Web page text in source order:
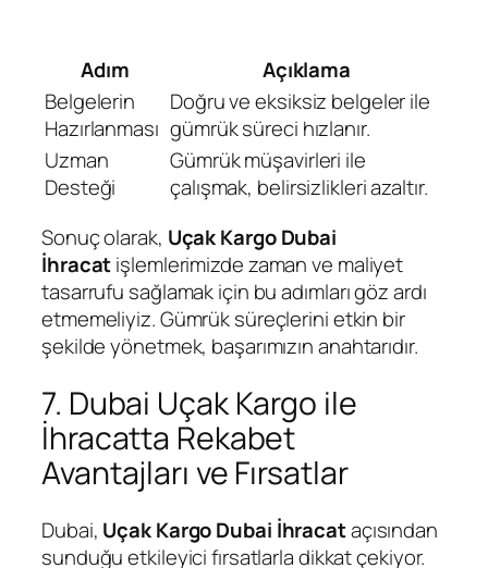
Adım
Açıklama
Belgelerin
Hazırlanması
Doğru ve eksiksiz belgeler ile
gümrük süreci hızlanır.
Uzman
Desteği
Gümrük müşavirleri ile
çalışmak, belirsizlikleri azaltır.
Sonuç olarak, Uçak Kargo Dubai
İhracatişlemlerimizde zaman ve maliyet
tasarrufu sağlamak için bu adımları göz ardı
etmemeliyiz. Gümrük süreçlerini etkin bir
şekilde yönetmek, başarımızın anahtarıdır.
7. Dubai Uçak Kargo ile
İhracatta Rekabet
Avantajları ve Fırsatlar
Dubai, Uçak Kargo Dubai İhracataçısından
sunduğu etkileyici fırsatlarla dikkat çekiyor.